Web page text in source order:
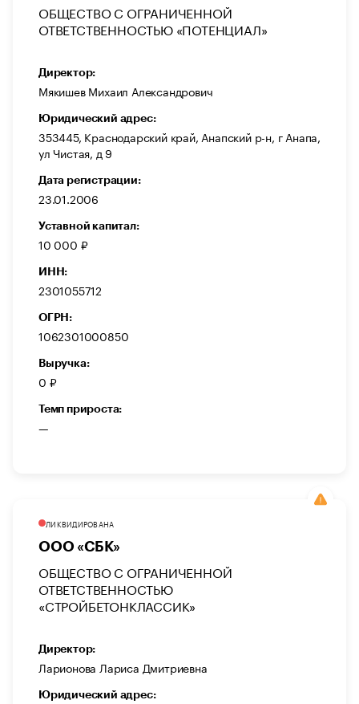
ОБЩЕСТВО С ОГРАНИЧЕННОЙ
ОТВЕТСТВЕННОСТЬЮ «ПОТЕНЦИАЛ»
Директор:
Мякишев Михаил Александрович
Юридический адрес:
353445, Краснодарский край, Анапский р-н, г Анапа,
ул Чистая, д 9
Дата регистрации:
23.01.2006
Уставной капитал:
10 000 ₽
ИНН:
2301055712
ОГРН:
1062301000850
Выручка:
0 ₽
Темп прироста:
—
ЛИКВИДИРОВАНА
ООО «СБК»
ОБЩЕСТВО С ОГРАНИЧЕННОЙ
ОТВЕТСТВЕННОСТЬЮ
«СТРОЙБЕТОНКЛАССИК»
Директор:
Ларионова Лариса Дмитриевна
Юридический адрес: